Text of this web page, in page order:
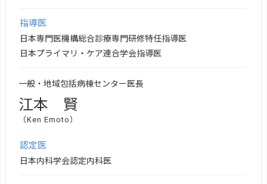
指導医
日本専門医機構総合診療専門研修特任指導医
日本プライマリ・ケア連合学会指導医
一般・地域包括病棟センター医長
江本 賢
（Ken Emoto）
認定医
日本内科学会認定内科医